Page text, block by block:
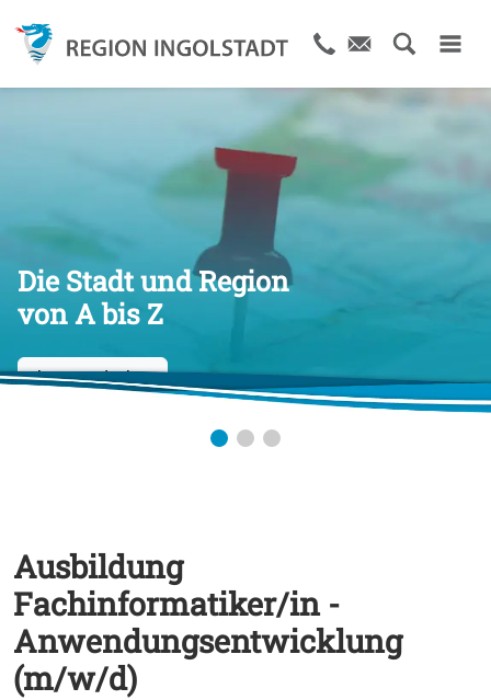
Die Stadt und Region
von A bis Z
Jetzt entdecken
Ausbildung
Fachinformatiker/in -
Anwendungsentwicklung
(m/w/d)